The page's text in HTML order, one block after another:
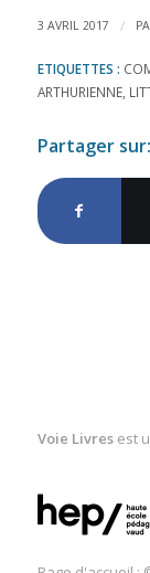
3 AVRIL 2017 /
ETIQUETTES :
ARTHURIENNE,
Partager sur:
Voie Livresest